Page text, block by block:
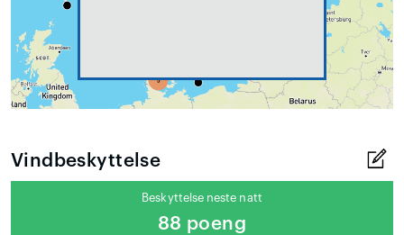
Vindbeskyttelse
Beskyttelse neste natt
88 poeng